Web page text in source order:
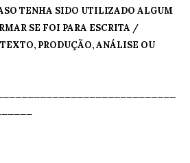
TENHA SIDO UTILIZADO ALGUM
SE FOI PARA ESCRITA /
PRODUÇÃO, ANÁLISE OU